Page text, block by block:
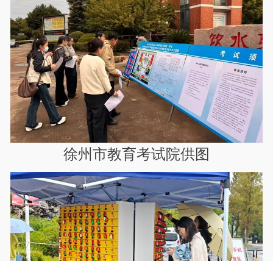
徐州市教育考试院供图